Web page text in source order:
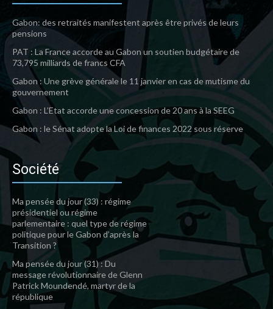
Gabon: des retraités manifestent après être privés de leurs
pensions
PAT : La France accorde au Gabon un soutien budgétaire de
73,795 milliards de francs CFA
Gabon : Une grève générale le 11 janvier en cas de mutisme du
gouvernement
Gabon : L’Etat accorde une concession de 20 ans à la SEEG
Gabon : le Sénat adopte la Loi de finances 2022 sous réserve
Société
Ma pensée du jour (33) : régime
présidentiel ou régime
parlementaire : quel type de régime
politique pour le Gabon d’après la
Transition ?
Ma pensée du jour (31) : Du
message révolutionnaire de Glenn
Patrick Moundendé, martyr de la
république